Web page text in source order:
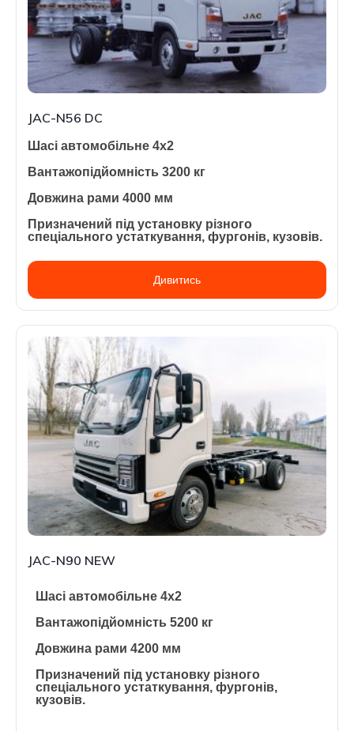
JAC-N56 DC
Шасі автомобільне 4х2
Вантажопідйомність 3200 кг
Довжина рами 4000 мм
Призначений під установку різного
спеціального устаткування, фургонів, кузовів.
Дивитись
JAC-N90 NEW
Шасі автомобільне 4х2
Вантажопідйомність 5200 кг
Довжина рами 4200 мм
Призначений під установку різного
спеціального устаткування, фургонів,
кузовів.